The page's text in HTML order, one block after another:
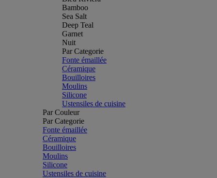
Bamboo
Sea Salt
Deep Teal
Garnet
Nuit
Par Categorie
Fonte émaillée
Céramique
Bouilloires
Moulins
Silicone
Ustensiles de cuisine
Par Couleur
Par Categorie
Fonte émaillée
Céramique
Bouilloires
Moulins
Silicone
Ustensiles de cuisine